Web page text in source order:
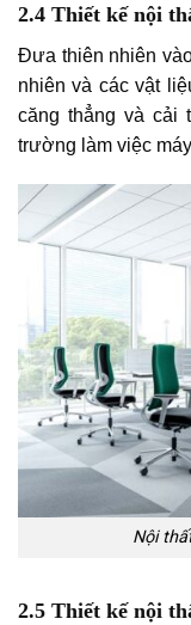
2.4 Thiết kế nội
Đưa thiên nhiên
nhiên và các vật
căng thẳng và cải
trường làm việc
Nội
2.5 Thiết kế nội